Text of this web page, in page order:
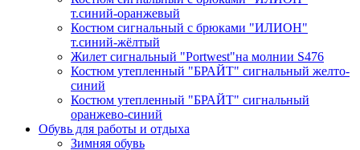
т.синий-оранжевый
Костюм сигнальный с брюками "ИЛИОН"
т.синий-жёлтый
Жилет сигнальный "Portwest"на молнии S476
Костюм утепленный "БРАЙТ" сигнальный желто-
синий
Костюм утепленный "БРАЙТ" сигнальный
оранжево-синий
Обувь для работы и отдыха
Зимняя обувь